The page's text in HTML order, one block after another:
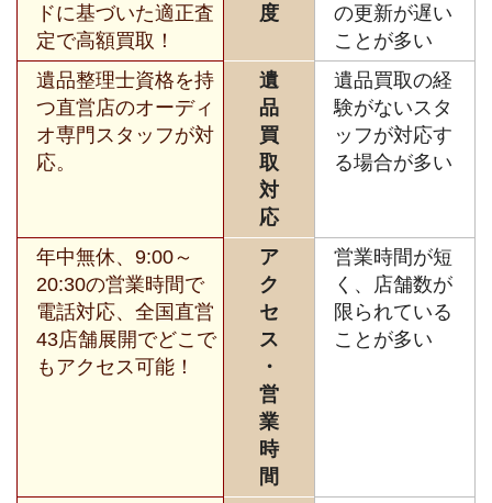
ドに基づいた適正査
定で高額買取！
度
の更新が遅い
ことが多い
遺品整理士資格を持
つ直営店のオーディ
オ専門スタッフが対
応。
遺
品
買
取
対
応
遺品買取の経
験がないスタ
ッフが対応す
る場合が多い
年中無休、9:00～
20:30の営業時間で
電話対応、全国直営
43店舗展開でどこで
もアクセス可能！
ア
ク
セ
ス
・
営
業
時
間
営業時間が短
く、店舗数が
限られている
ことが多い